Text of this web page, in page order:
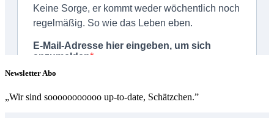
Newsletter Abo
„Wir sind sooooooooooo up-to-date, Schätzchen.”